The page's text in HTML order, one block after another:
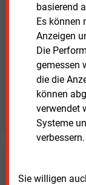
basierend
Es können
Anzeigen
Die
gemessen
die die
können
verwendet
Systeme
verbessern.
Sie willigen
Zwei
Zugang
Prognose-
+ einmal
+ zwei
ohne
JETZT